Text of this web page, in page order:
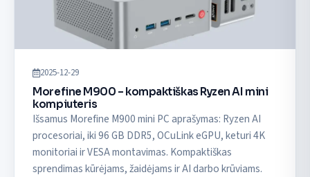
2025-12-29
Morefine M900 – kompaktiškas Ryzen AI mini
kompiuteris
Išsamus Morefine M900 mini PC aprašymas: Ryzen AI
procesoriai, iki 96 GB DDR5, OCuLink eGPU, keturi 4K
monitoriai ir VESA montavimas. Kompaktiškas
sprendimas kūrėjams, žaidėjams ir AI darbo krūviams.